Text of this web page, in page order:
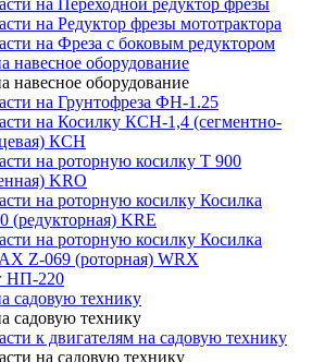
на Переходной редуктор фрезы
на Редуктор фрезы мототрактора
на Фреза с боковым редуктором
навесное оборудование
навесное оборудование
на Грунтофреза ФН-1.25
на Косилку КСН-1,4 (сегментно-
КСН
на роторную косилку T 900
KRO
на роторную косилку Косилка
(редукторная) KRE
на роторную косилку Косилка
Z-069 (роторная) WRX
НП-220
садовую технику
садовую технику
к двигателям на садовую технику
на садовую технику